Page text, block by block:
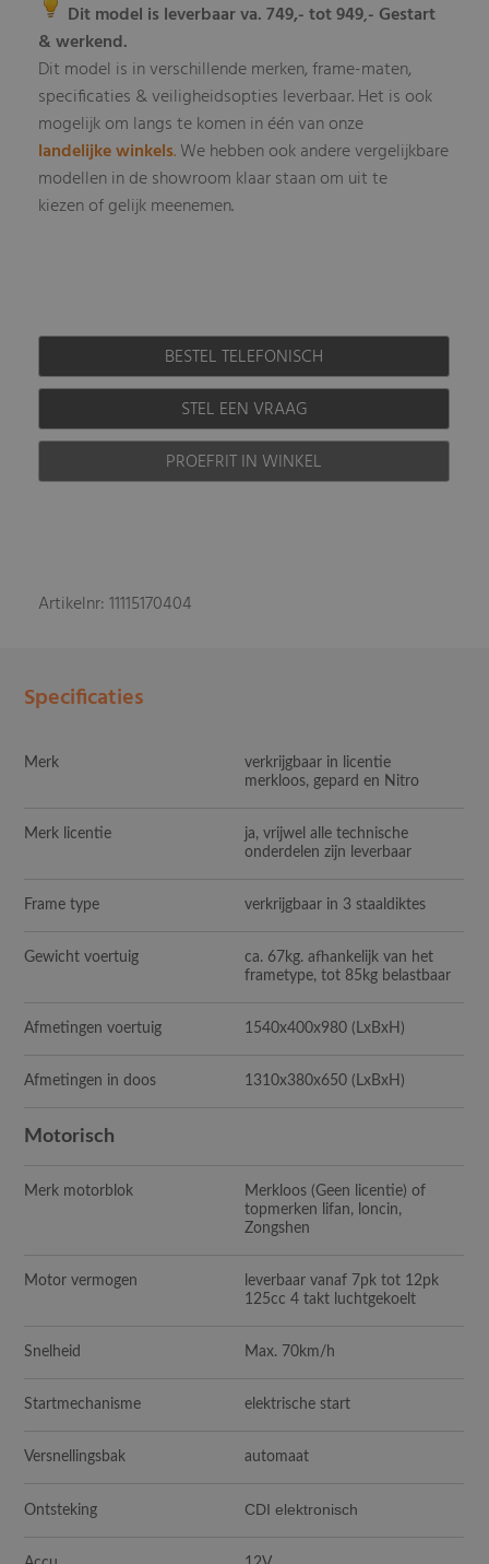
Dit model is leverbaar va. 749,- tot 949,- Gestart
& werkend.
Dit model is in verschillende merken, frame-maten,
specificaties & veiligheidsopties leverbaar. Het is ook
mogelijk om langs te komen in één van onze
landelijke winkels.We hebben ook andere vergelijkbare
modellen in de showroom klaar staan om uit te
kiezen of gelijk meenemen.
BESTEL TELEFONISCH
STEL EEN VRAAG
PROEFRIT IN WINKEL
Artikelnr: 11115170404
Specificaties
Merk
verkrijgbaar in licentie
merkloos, gepard en Nitro
Merk licentie
ja, vrijwel alle technische
onderdelen zijn leverbaar
Frame type verkrijgbaar in 3 staaldiktes
Gewicht voertuig
ca. 67kg. afhankelijk van het
frametype, tot 85kg belastbaar
Afmetingen voertuig 1540x400x980(LxBxH)
Afmetingen in doos 1310x380x650(LxBxH)
Motorisch
Merk motorblok
Merkloos (Geen licentie) of
topmerken lifan, loncin,
Zongshen
Motor vermogen
leverbaar vanaf 7pk tot 12pk
125cc 4 takt luchtgekoelt
Snelheid Max. 70km/h
Startmechanisme elektrische start
Versnellingsbak automaat
Ontsteking CDI elektronisch